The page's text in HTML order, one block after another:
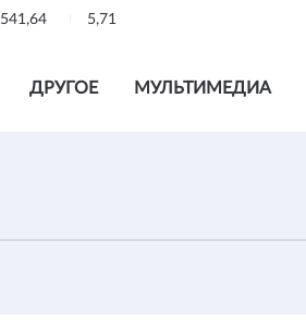
541,64 5,71
ДРУГОЕ МУЛЬТИМЕДИА